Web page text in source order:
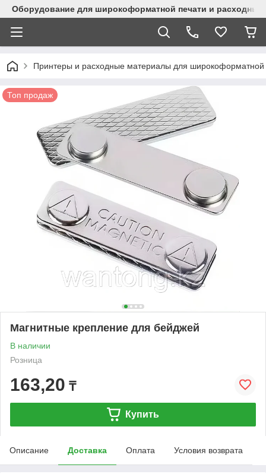
Оборудование для широкоформатной печати и
Принтеры и расходные материалы для широкоформатной
Топ продаж
Магнитные крепление для бейджей
В наличии
Розница
163,20 ₸
Купить
Описание Доставка Оплата Условия возврата